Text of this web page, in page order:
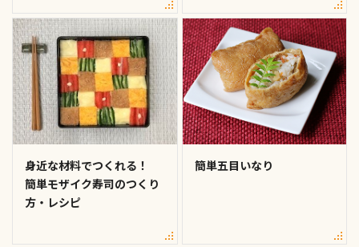
身近な材料でつくれる！
簡単モザイク寿司のつくり
方・レシピ
簡単五目いなり